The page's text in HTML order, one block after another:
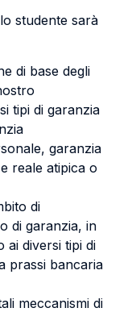
studente sarà
di base degli
tipi di garanzia
garanzia
reale atipica o
di
di garanzia, in
ai diversi tipi di
prassi bancaria
meccanismi di